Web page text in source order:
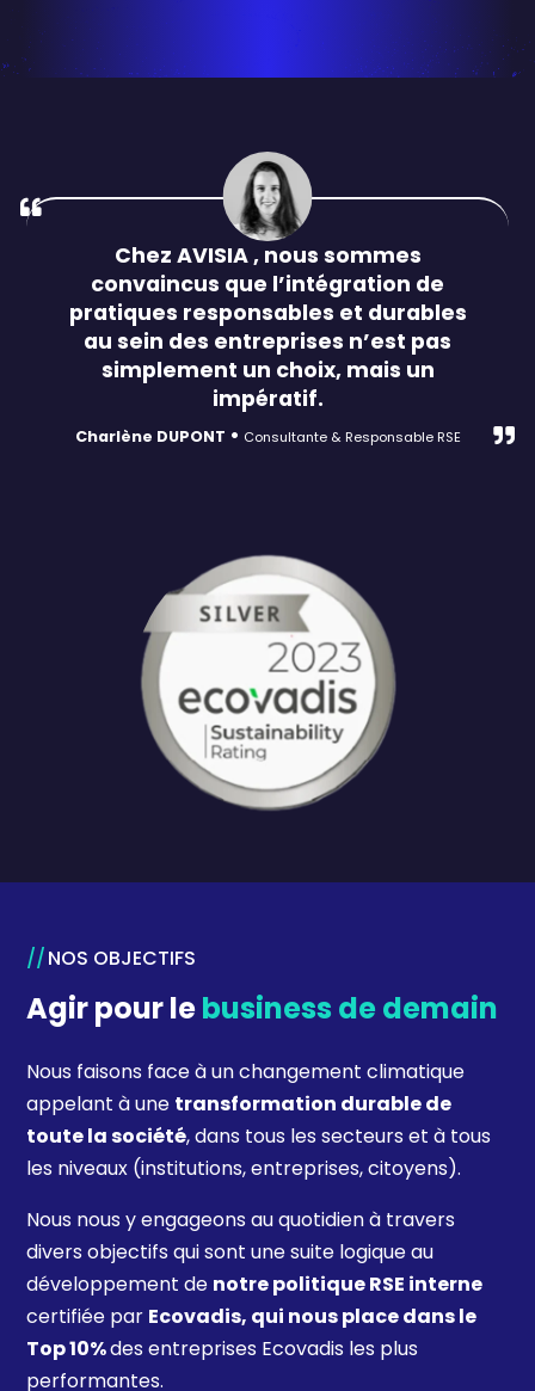
Chez AVISIA , nous sommes
convaincus que l’intégration de
pratiques responsables et durables
au sein des entreprises n’est pas
simplement un choix, mais un
impératif.
Charlène DUPONT • Consultante & Responsable RSE
NOS OBJECTIFS
Agir pour lebusiness de demain
Nous faisons face à un changement climatique
appelant à une transformation durable de
toute la société, dans tous les secteurs et à tous
les niveaux (institutions, entreprises, citoyens).
Nous nous y engageons au quotidien à travers
divers objectifs qui sont une suite logique au
développement de notre politique RSE interne
certifiée par Ecovadis, qui nous place dans le
Top 10%des entreprises Ecovadis les plus
performantes.